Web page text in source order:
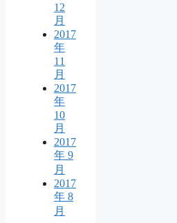
12
月
2017
年
11
月
2017
年
10
月
2017
年 9
月
2017
年 8
月